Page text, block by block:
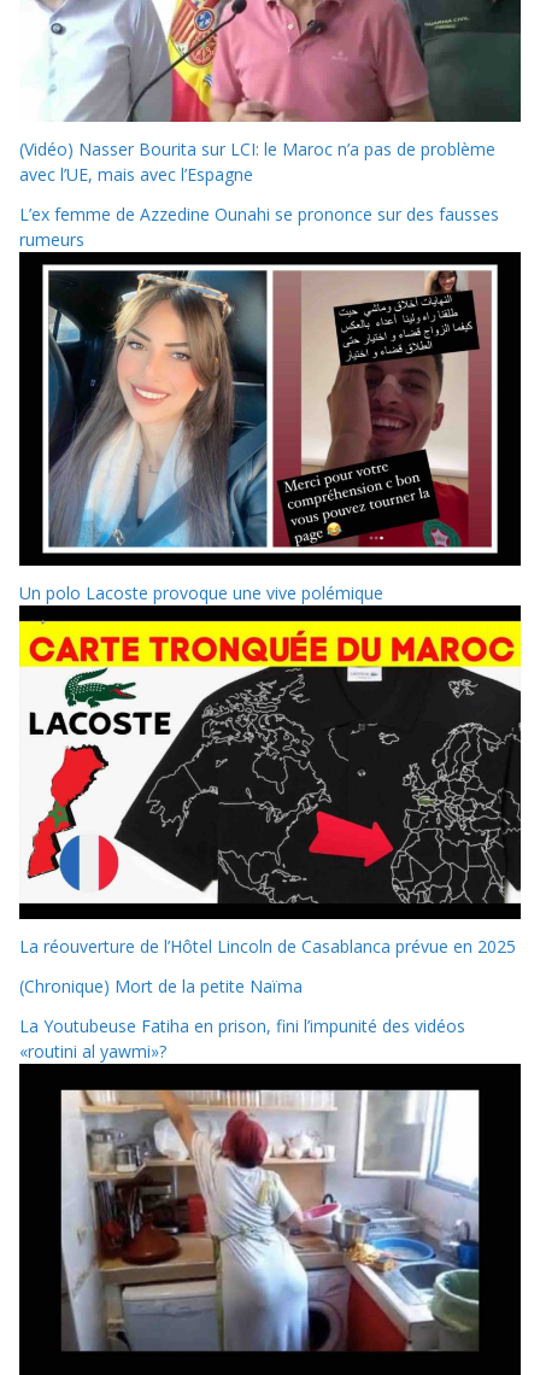
(Vidéo) Nasser Bourita sur LCI: le Maroc n’a pas de problème
avec l’UE, mais avec l’Espagne
L’ex femme de Azzedine Ounahi se prononce sur des fausses
rumeurs
Un polo Lacoste provoque une vive polémique
La réouverture de l’Hôtel Lincoln de Casablanca prévue en 2025
(Chronique) Mort de la petite Naïma
La Youtubeuse Fatiha en prison, fini l’impunité des vidéos
«routini al yawmi»?